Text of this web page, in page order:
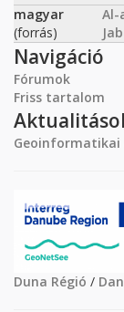
magyar
(forrás)
Al-
Navigáció
Fórumok
Friss tartalom
Geoinformatikai
Duna Régió /